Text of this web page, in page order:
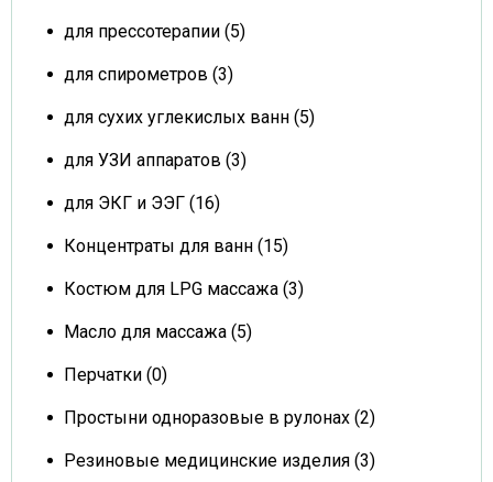
для прессотерапии (5)
для спирометров (3)
для сухих углекислых ванн (5)
для УЗИ аппаратов (3)
для ЭКГ и ЭЭГ (16)
Концентраты для ванн (15)
Костюм для LPG массажа (3)
Масло для массажа (5)
Перчатки (0)
Простыни одноразовые в рулонах (2)
Резиновые медицинские изделия (3)